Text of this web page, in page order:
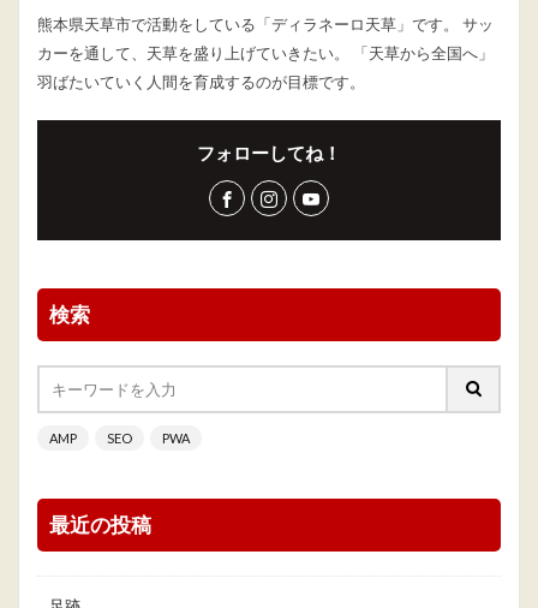
熊本県天草市で活動をしている「ディラネーロ天草」です。 サッ
カーを通して、天草を盛り上げていきたい。 「天草から全国へ」
羽ばたいていく人間を育成するのが目標です。
フォローしてね！
検索
AMP SEO PWA
最近の投稿